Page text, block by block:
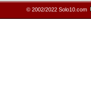
© 2002/2022 Solo10.com